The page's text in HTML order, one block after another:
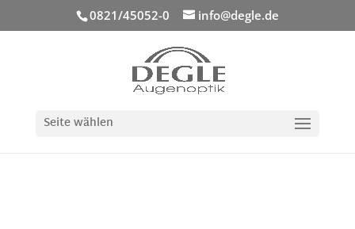
0821/45052-0 info@degle.de
Seite wählen